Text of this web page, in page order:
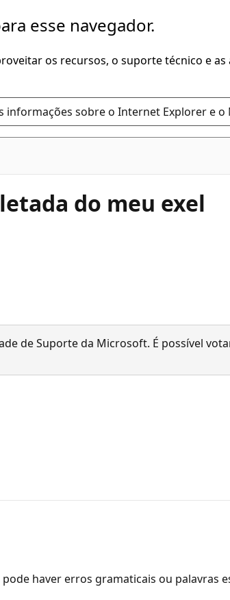
esse navegador.
os recursos, o suporte técnico e as
informações sobre o Internet Explorer e o
do meu exel
de Suporte da Microsoft. É possível
haver erros gramaticais ou palavras